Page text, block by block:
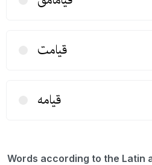
قیامت
قیامه
Words according to the Latin